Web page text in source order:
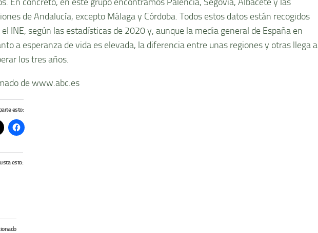
de Andalucía, excepto Málaga y Córdoba. Todos estos datos están recogidos
el INE, según las estadísticas de 2020 y, aunque la media general de España en
a esperanza de vida es elevada, la diferencia entre unas regiones y otras llega a
los tres años.
de www.abc.es
esto:
esto: